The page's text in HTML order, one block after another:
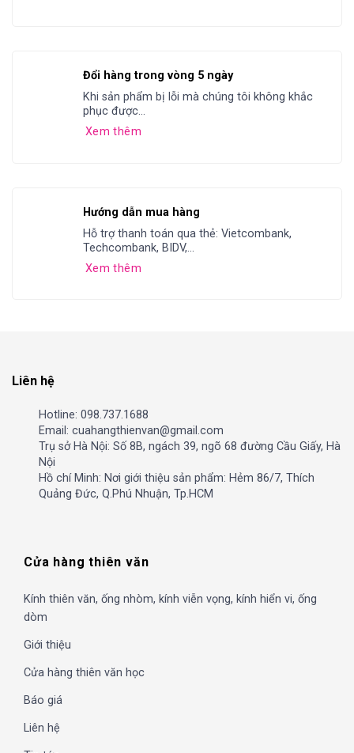
Đổi hàng trong vòng 5 ngày
Khi sản phẩm bị lỗi mà chúng tôi không khắc
phục được...
Xem thêm
Hướng dẫn mua hàng
Hỗ trợ thanh toán qua thẻ: Vietcombank,
Techcombank, BIDV,...
Xem thêm
Liên hệ
Hotline: 098.737.1688
Email: cuahangthienvan@gmail.com
Trụ sở Hà Nội: Số 8B, ngách 39, ngõ 68 đường Cầu Giấy, Hà
Nội
Hồ chí Minh: Nơi giới thiệu sản phẩm: Hẻm 86/7, Thích
Quảng Đức, Q.Phú Nhuận, Tp.HCM
Cửa hàng thiên văn
Kính thiên văn, ống nhòm, kính viễn vọng, kính hiển vi, ống
dòm
Giới thiệu
Cửa hàng thiên văn học
Báo giá
Liên hệ